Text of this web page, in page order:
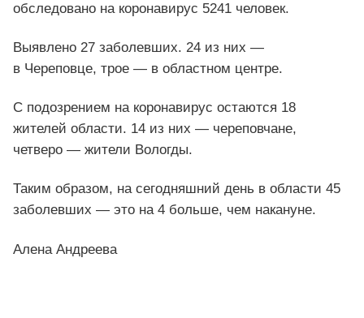
обследовано на коронавирус 5241 человек.
Выявлено 27 заболевших. 24 из них —
в Череповце, трое — в областном центре.
С подозрением на коронавирус остаются 18
жителей области. 14 из них — череповчане,
четверо — жители Вологды.
Таким образом, на сегодняшний день в области 45
заболевших — это на 4 больше, чем накануне.
Алена Андреева